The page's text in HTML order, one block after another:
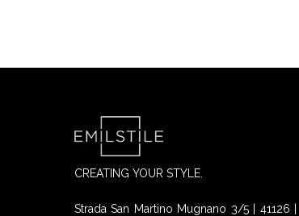
CREATING YOUR STYLE.
Strada San Martino Mugnano 3/5 | 41126 |